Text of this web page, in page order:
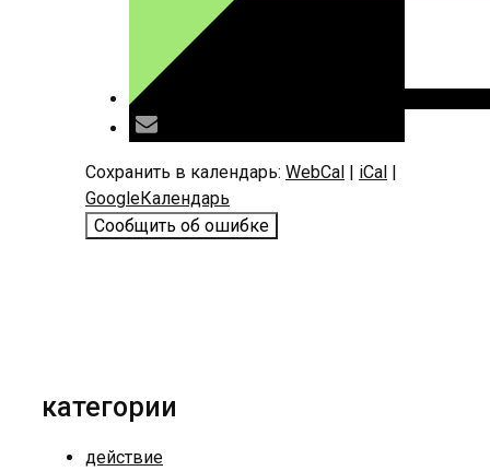
Сохранить в календарь: WebCal | iCal |
GoogleКалендарь
Сообщить об ошибке
категории
действие